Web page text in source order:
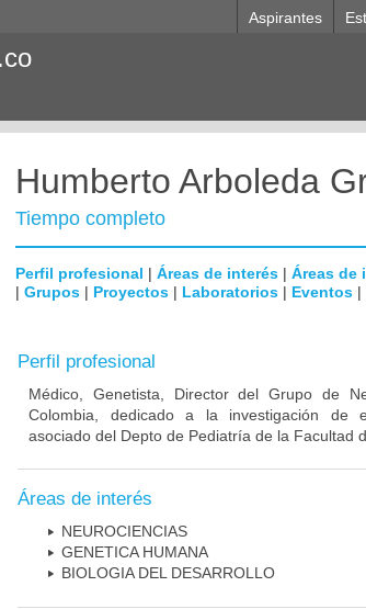
Aspirantes
Humberto Arboleda
Tiempo completo
Perfil profesional | Áreas de interés | Áreas de
| Grupos | Proyectos | Laboratorios | Eventos |
Perfil profesional
Médico, Genetista, Director del Grupo de
Colombia, dedicado a la investigación de
asociado del Depto de Pediatría de la Facultad
Áreas de interés
NEUROCIENCIAS
GENETICA HUMANA
BIOLOGIA DEL DESARROLLO